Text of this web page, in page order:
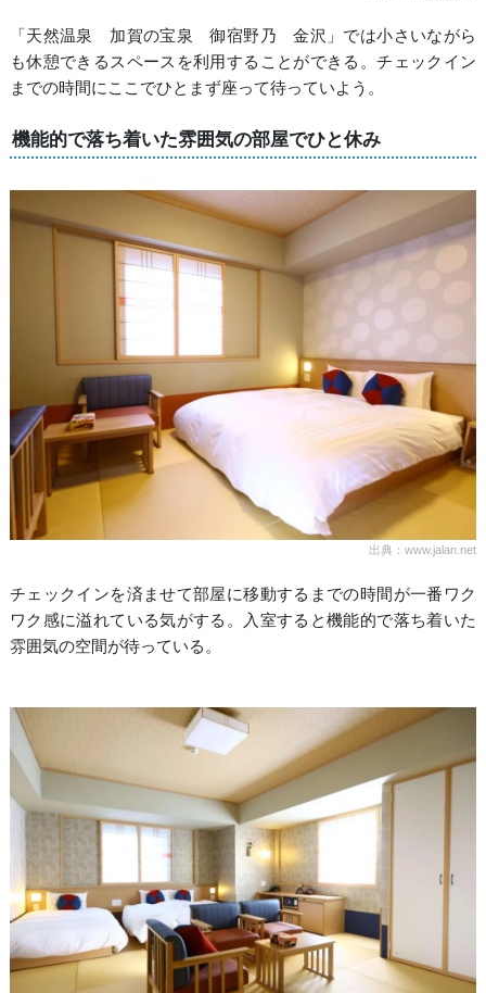
「天然温泉 加賀の宝泉 御宿野乃 金沢」では小さいながら
も休憩できるスペースを利用することができる。チェックイン
までの時間にここでひとまず座って待っていよう。
機能的で落ち着いた雰囲気の部屋でひと休み
出典：www.jalan.net
チェックインを済ませて部屋に移動するまでの時間が一番ワク
ワク感に溢れている気がする。入室すると機能的で落ち着いた
雰囲気の空間が待っている。